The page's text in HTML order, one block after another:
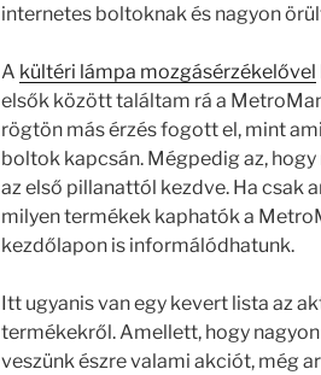
internetes boltoknak és nagyon
A kültéri lámpa mozgásérzékelővel
elsők között találtam rá a
rögtön más érzés fogott el, mint
boltok kapcsán. Mégpedig az,
az első pillanattól kezdve. Ha csak
milyen termékek kaphatók a
kezdőlapon is informálódhatunk.
Itt ugyanis van egy kevert lista az
termékekről. Amellett, hogy
veszünk észre valami akciót, még